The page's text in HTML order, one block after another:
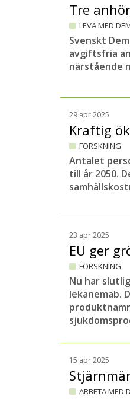
Tre
LEVA MED
Svenskt
avgiftsfria
närstående
29 apr 2025
Kraftig
FORSKNING
Antalet
till år 2050.
23 apr 2025
EU ger
FORSKNING
Nu har
lekanemab.
15 apr 2025
ARBETA MED